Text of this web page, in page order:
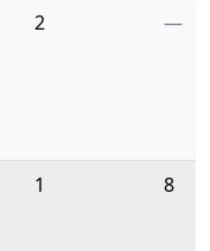
2 —
1 8